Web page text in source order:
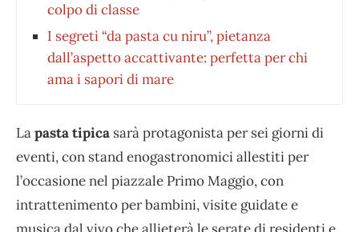
colpo di classe
I segreti “da pasta cu niru”, pietanza
dall’aspetto accattivante: perfetta per chi
ama i sapori di mare
Lapasta tipica sarà protagonista per sei giorni di
eventi, con stand enogastronomici allestiti per
l’occasione nel piazzale Primo Maggio, con
intrattenimento per bambini, visite guidate e